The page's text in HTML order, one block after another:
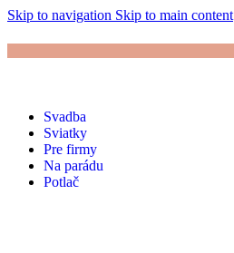
Skip to navigation Skip to main content
Svadba
Sviatky
Pre firmy
Na parádu
Potlač